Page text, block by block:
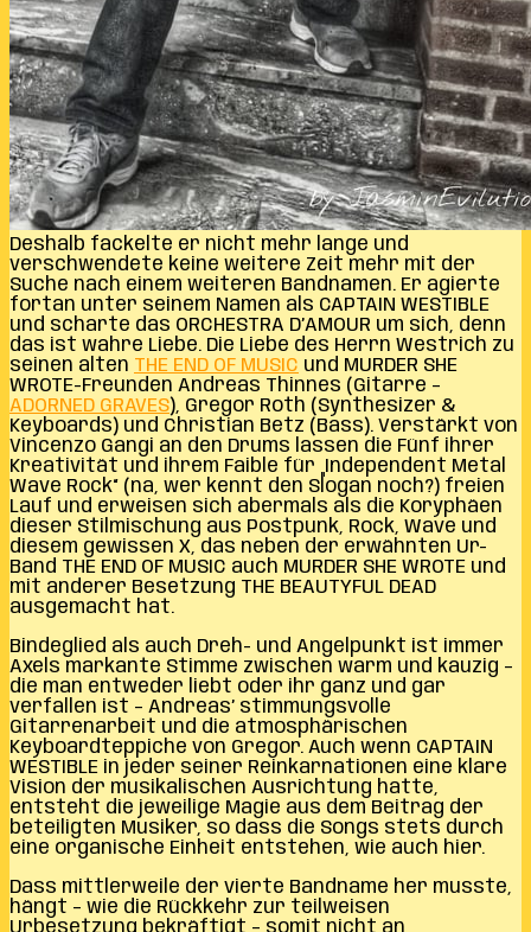
Deshalb fackelte er nicht mehr lange und
verschwendete keine weitere Zeit mehr mit der
Suche nach einem weiteren Bandnamen. Er agierte
fortan unter seinem Namen als CAPTAIN WESTIBLE
und scharte das ORCHESTRA D’AMOUR um sich, denn
das ist wahre Liebe. Die Liebe des Herrn Westrich zu
seinen alten THE END OF MUSIC und MURDER SHE
WROTE-Freunden Andreas Thinnes (Gitarre –
ADORNED GRAVES), Gregor Roth (Synthesizer &
Keyboards) und Christian Betz (Bass). Verstärkt von
Vincenzo Gangi an den Drums lassen die Fünf ihrer
Kreativität und ihrem Faible für „Independent Metal
Wave Rock“ (na, wer kennt den Slogan noch?) freien
Lauf und erweisen sich abermals als die Koryphäen
dieser Stilmischung aus Postpunk, Rock, Wave und
diesem gewissen X, das neben der erwähnten Ur-
Band THE END OF MUSIC auch MURDER SHE WROTE und
mit anderer Besetzung THE BEAUTYFUL DEAD
ausgemacht hat.
Bindeglied als auch Dreh- und Angelpunkt ist immer
Axels markante Stimme zwischen warm und kauzig –
die man entweder liebt oder ihr ganz und gar
verfallen ist – Andreas’ stimmungsvolle
Gitarrenarbeit und die atmosphärischen
Keyboardteppiche von Gregor. Auch wenn CAPTAIN
WESTIBLE in jeder seiner Reinkarnationen eine klare
Vision der musikalischen Ausrichtung hatte,
entsteht die jeweilige Magie aus dem Beitrag der
beteiligten Musiker, so dass die Songs stets durch
eine organische Einheit entstehen, wie auch hier.
Dass mittlerweile der vierte Bandname her musste,
hängt – wie die Rückkehr zur teilweisen
Urbesetzung bekräftigt – somit nicht an